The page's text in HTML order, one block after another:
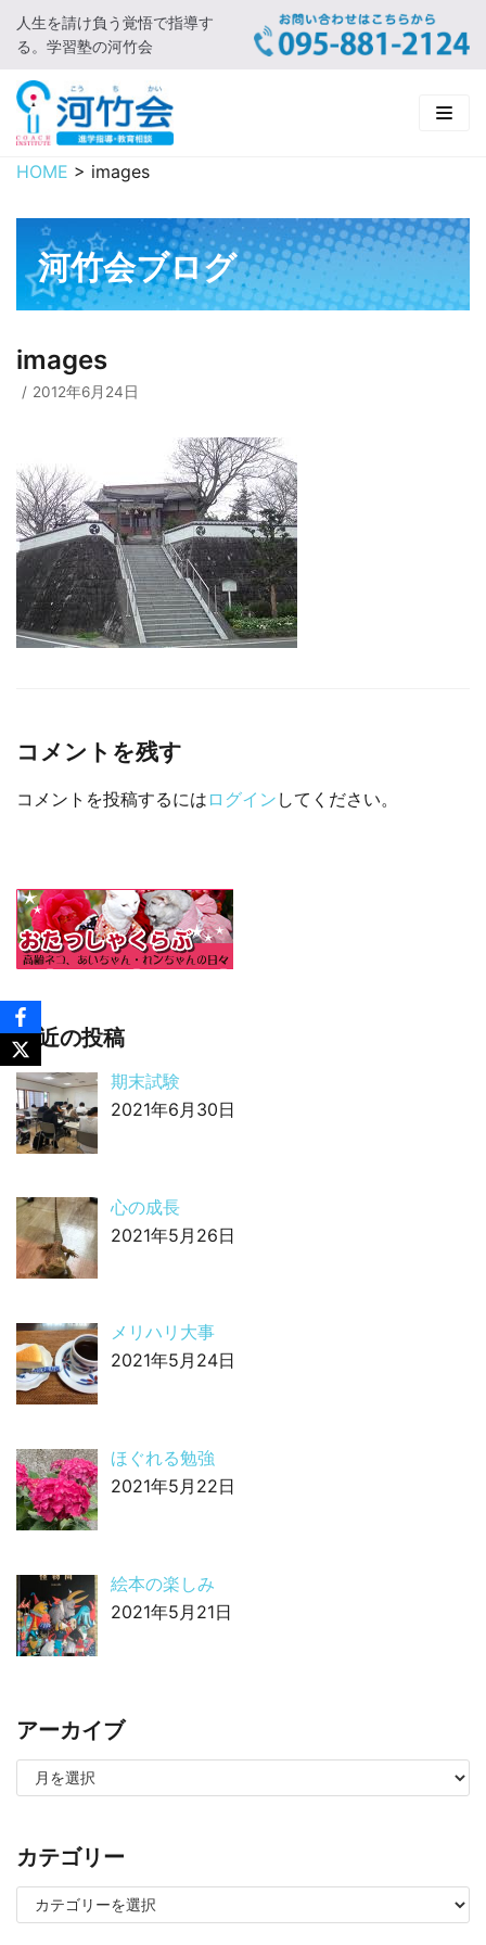
コ
ン
テ
ン
ツ
に
キ
プ
人生を請け負う覚悟で指導す
る。学習塾の河竹会
HOME
新着情報
□ お知らせ
河竹会について
□ 河竹会について
□ よくあるご質問
□ 小学部
□ 高校部
□ 有料体験指導
実 績
□ 2019年合格体験記
HOME > images
河竹会ブログ
images
2012年6月24日
コメントを残す
コメントを投稿するには ログイン してください。
最近の投稿
期末試験
2021年6月30日
心の成長
2021年5月26日
メリハリ大事
2021年5月24日
ほぐれる勉強
2021年5月22日
絵本の楽しみ
2021年5月21日
アーカイブ
カテゴリー